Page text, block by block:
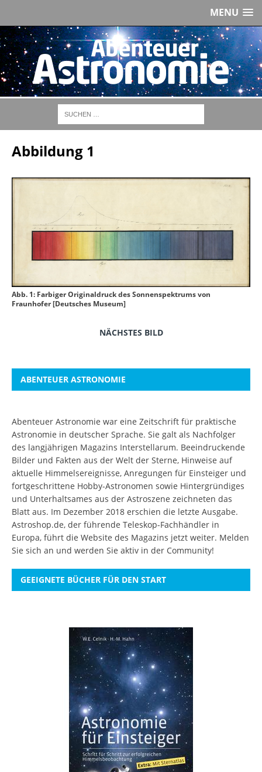
MENU
Abbildung 1
Abb. 1: Farbiger Originaldruck des Sonnenspektrums von
Fraunhofer [Deutsches Museum]
NÄCHSTES BILD
ABENTEUER ASTRONOMIE
Abenteuer Astronomie war eine Zeitschrift für praktische
Astronomie in deutscher Sprache. Sie galt als Nachfolger
des langjährigen Magazins Interstellarum. Beeindruckende
Bilder und Fakten aus der Welt der Sterne, Hinweise auf
aktuelle Himmelsereignisse, Anregungen für Einsteiger und
fortgeschrittene Hobby-Astronomen sowie Hintergründiges
und Unterhaltsames aus der Astroszene zeichneten das
Blatt aus. Im Dezember 2018 erschien die letzte Ausgabe.
Astroshop.de, der führende Teleskop-Fachhändler in
Europa, führt die Website des Magazins jetzt weiter. Melden
Sie sich an und werden Sie aktiv in der Community!
GEEIGNETE BÜCHER FÜR DEN START